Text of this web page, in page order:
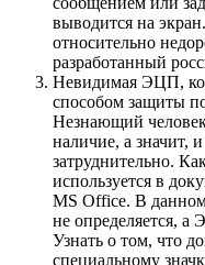
выводится на
относительно
разработанный
Невидимая ЭЦП,
способом защиты
Незнающий
наличие, а значит,
затруднительно.
используется в
MS Office. В данном
не определяется, а
Узнать о том, что
специальному